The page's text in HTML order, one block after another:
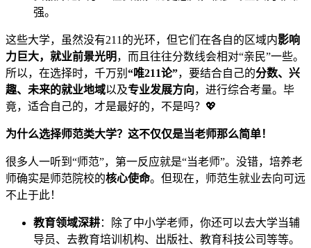
强。
这些大学，虽然没有211的光环，但它们在各自的区域内影响
力巨大，就业前景光明 ，而且往往分数线会相对“亲民”一些。
所以，在选择时，千万别 “唯211论”，要结合自己的分数、兴
趣、未来的就业地域以及专业发展方向，进行综合考量。毕
竟，适合自己的，才是最好的，不是吗？💖
为什么选择师范类大学？这不仅仅是当老师那么简单！
很多人一听到“师范”，第一反应就是“当老师”。没错，培养老
师确实是师范院校的核心使命。但现在，师范生就业去向可远
不止于此！
教育领域深耕：除了中小学老师，你还可以去大学当辅
导员、去教育培训机构、出版社、教育科技公司等等。